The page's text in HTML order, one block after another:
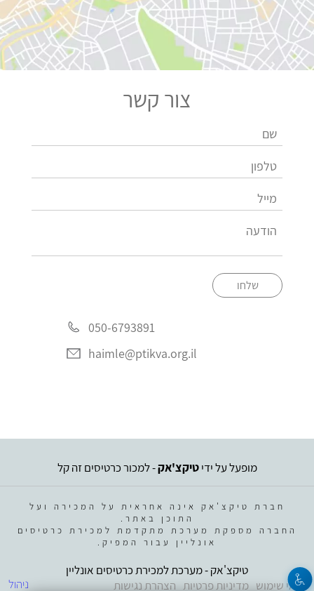
צור קשר
שלחו
050-6793891
haimle@ptikva.org.il
מופעל על ידיטיקצ'אק- למכור כרטיסים זה קל
חברת טיקצ'אק אינה אחראית על המכירה ועל
התוכן באתר.
החברה מספקת מערכת מתקדמת למכירת כרטיסים
אונליין עבור המפיק.
ניהול
טיקצ'אק - מערכת למכירת כרטיסים אונליין
תנאי שימוש מדיניות פרטיות הצהרת נגישות